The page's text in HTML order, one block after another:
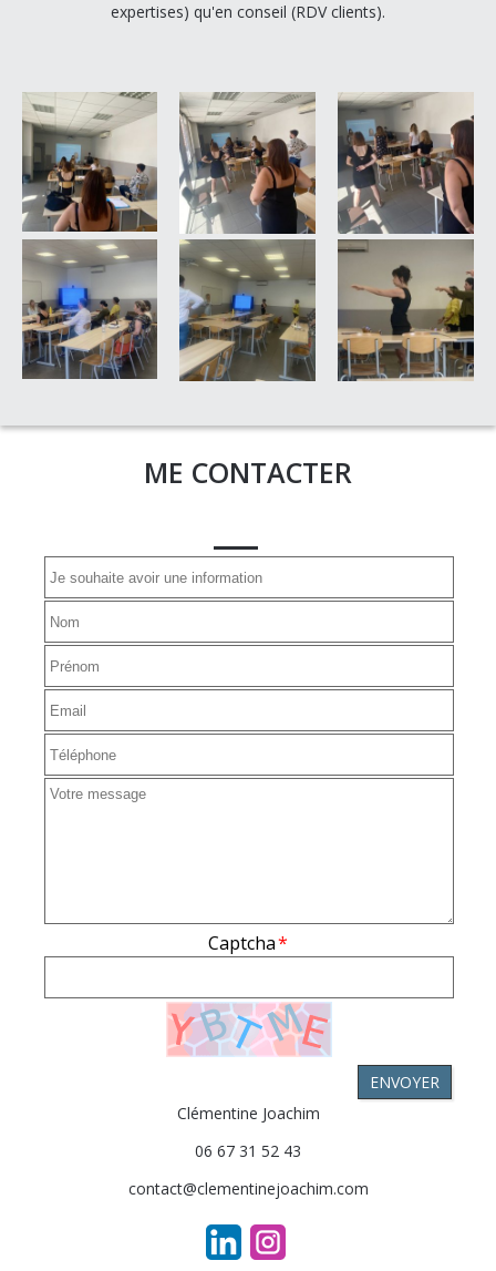
expertises) qu'en conseil (RDV clients).
ME CONTACTER
Captcha*
ENVOYER
Clémentine Joachim
06 67 31 52 43
contact@clementinejoachim.com